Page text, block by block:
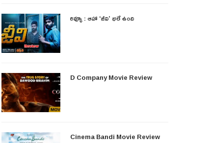
రివ్యూ : ఆహా ‘జీవి’ భలే ఉంది
D Company Movie Review
Cinema Bandi Movie Review